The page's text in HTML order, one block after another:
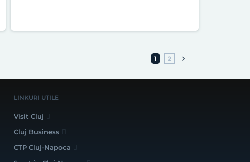
1 2
LINKURI UTILE
Visit Cluj
Cluj Business
CTP Cluj-Napoca